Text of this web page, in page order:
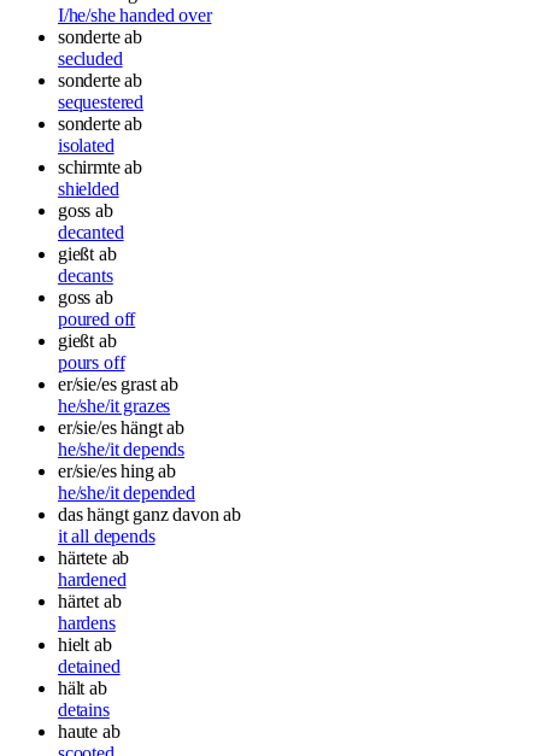
I/he/she handed over
sonderte ab
secluded
sonderte ab
sequestered
sonderte ab
isolated
schirmte ab
shielded
goss ab
decanted
gießt ab
decants
goss ab
poured off
gießt ab
pours off
er/sie/es grast ab
he/she/it grazes
er/sie/es hängt ab
he/she/it depends
er/sie/es hing ab
he/she/it depended
das hängt ganz davon ab
it all depends
härtete ab
hardened
härtet ab
hardens
hielt ab
detained
hält ab
detains
haute ab